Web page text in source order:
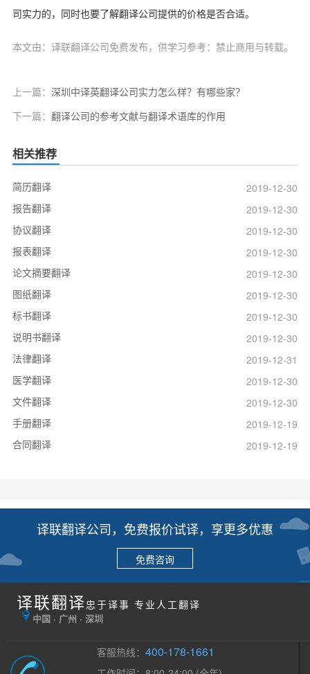
司实力的，同时也要了解翻译公司提供的价格是否合适。
本文由：译联翻译公司免费发布，供学习参考：禁止商用与转载。
上一篇： 深圳中译英翻译公司实力怎么样？有哪些家？
下一篇： 翻译公司的参考文献与翻译术语库的作用
相关推荐
简历翻译
2019-12-30
报告翻译
2019-12-30
协议翻译
2019-12-30
报表翻译
2019-12-30
论文摘要翻译
2019-12-30
图纸翻译
2019-12-30
标书翻译
2019-12-30
说明书翻译
2019-12-30
法律翻译
2019-12-31
医学翻译
2019-12-30
文件翻译
2019-12-30
手册翻译
2019-12-19
合同翻译
2019-12-19
译联翻译公司，免费报价试译，享更多优惠
免费咨询
译联翻译 忠于译事 专业人工翻译
中国 · 广州 · 深圳
客服热线：400-178-1661